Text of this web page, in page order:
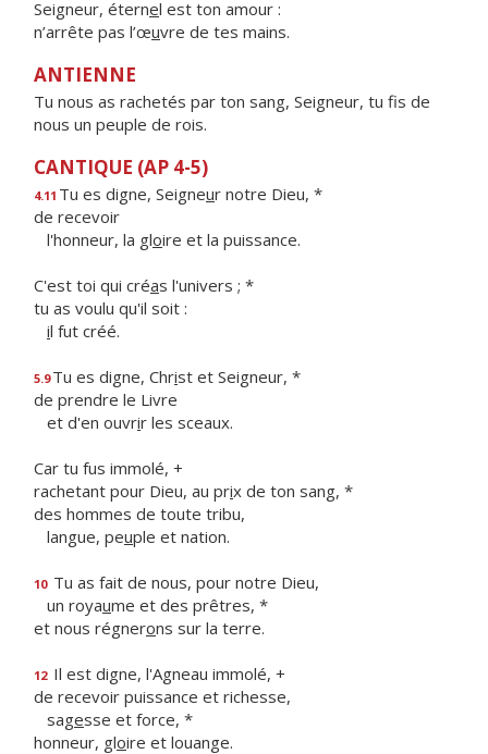
Seigneur, éternel est ton amour :
n’arrête pas l’œuvre de tes mains.
ANTIENNE
Tu nous as rachetés par ton sang, Seigneur, tu fis de
nous un peuple de rois.
CANTIQUE (AP 4-5)
4.11 Tu es digne, Seigneur notre Dieu, *
de recevoir
l'honneur, la gloire et la puissance.
C'est toi qui créas l'univers ; *
tu as voulu qu'il soit :
il fut créé.
5.9 Tu es digne, Christ et Seigneur, *
de prendre le Livre
et d'en ouvrir les sceaux.
Car tu fus immolé, +
rachetant pour Dieu, au prix de ton sang, *
des hommes de toute tribu,
langue, peuple et nation.
10 Tu as fait de nous, pour notre Dieu,
un royaume et des prêtres, *
et nous régnerons sur la terre.
12 Il est digne, l'Agneau immolé, +
de recevoir puissance et richesse,
sagesse et force, *
honneur, gloire et louange.